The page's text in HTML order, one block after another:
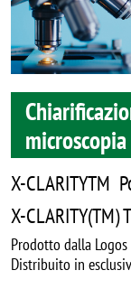
microscopia
X-CLARITYTM
X-CLARITY(TM)
Prodotto dalla
Distribuito in